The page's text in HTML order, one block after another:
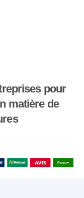
pour
matière de